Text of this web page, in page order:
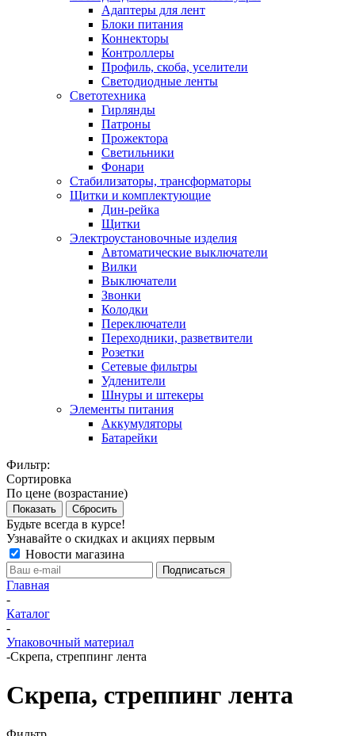
Адаптеры для лент
Блоки питания
Коннекторы
Контроллеры
Профиль, скоба, уселители
Светодиодные ленты
Светотехника
Гирлянды
Патроны
Прожектора
Светильники
Фонари
Стабилизаторы, трансформаторы
Щитки и комплектующие
Дин-рейка
Щитки
Электроустановочные изделия
Автоматические выключатели
Вилки
Выключатели
Звонки
Колодки
Переключатели
Переходники, разветвители
Розетки
Сетевые фильтры
Удленители
Шнуры и штекеры
Элементы питания
Аккумуляторы
Батарейки
Фильтр:
Сортировка
По цене (возрастание)
Показать Сбросить
Будьте всегда в курсе!
Узнавайте о скидках и акциях первым
Новости магазина
Главная
-
Каталог
-
Упаковочный материал
-Скрепа, стреппинг лента
Скрепа, стреппинг лента